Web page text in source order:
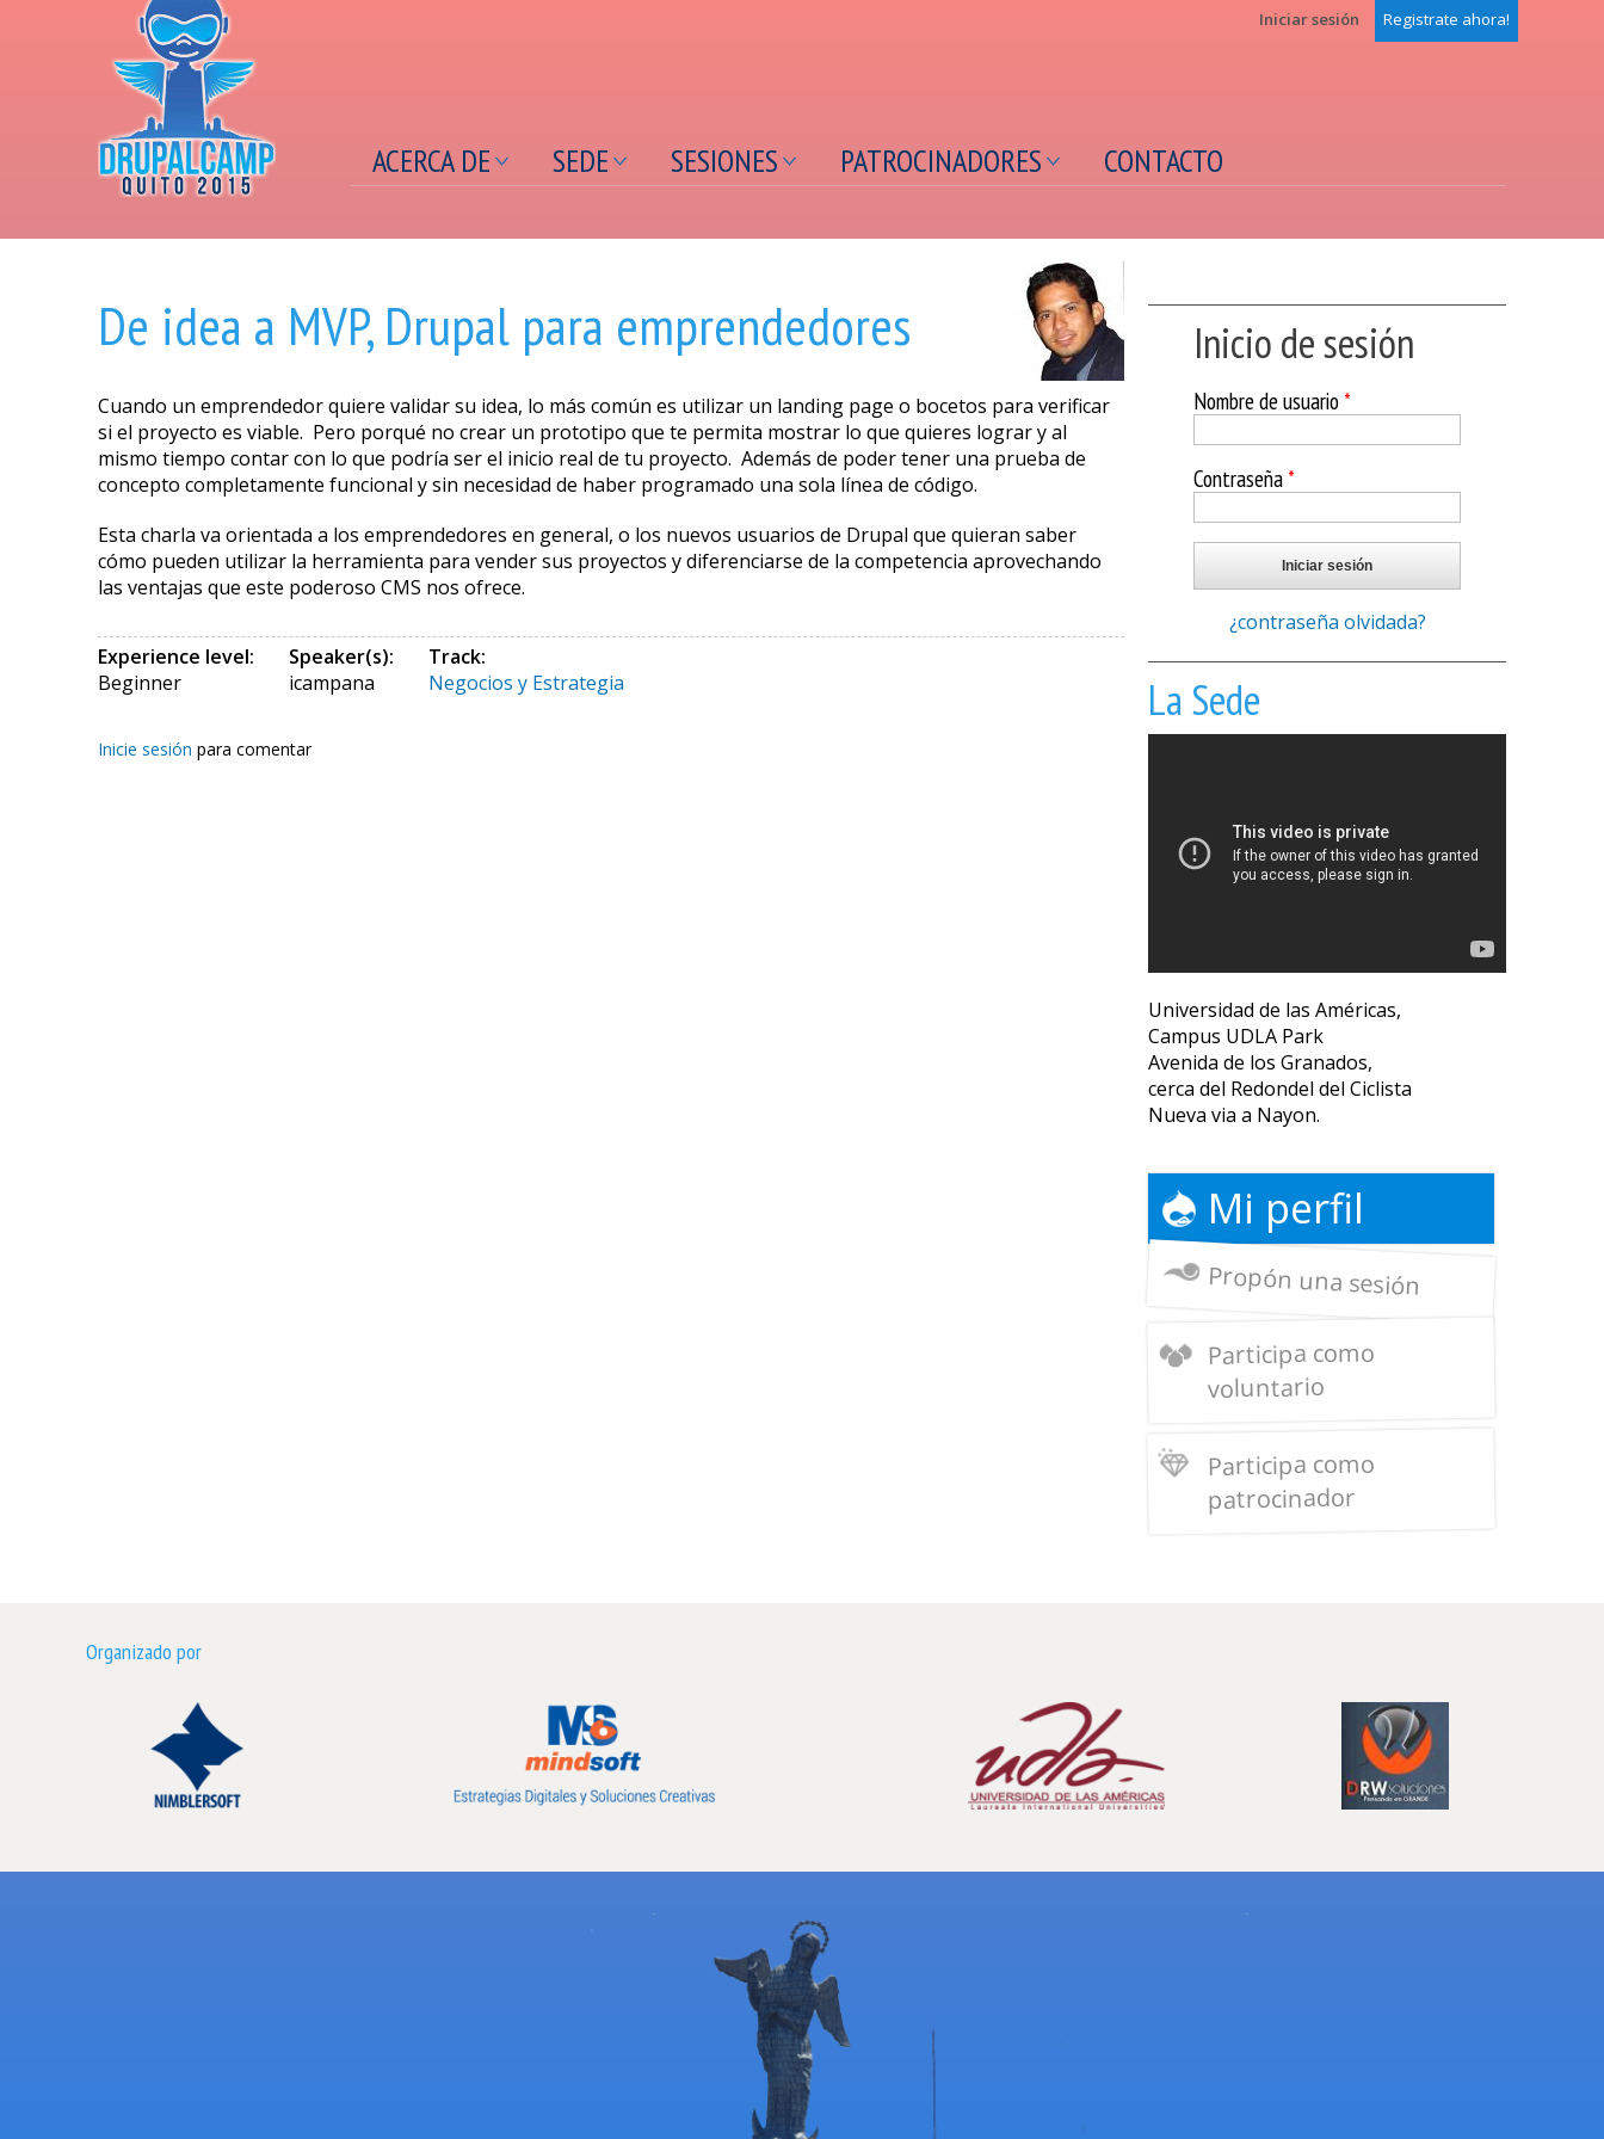
Iniciar sesión Registrate ahora!
ACERCA DE SEDE SESIONES PATROCINADORES CONTACTO
Se encuentra usted aquí
De idea a MVP, Drupal para emprendedores
Cuando un emprendedor quiere validar su idea, lo más común es utilizar un landing page o bocetos para verificar
si el proyecto es viable. Pero porqué no crear un prototipo que te permita mostrar lo que quieres lograr y al
mismo tiempo contar con lo que podría ser el inicio real de tu proyecto. Además de poder tener una prueba de
concepto completamente funcional y sin necesidad de haber programado una sola línea de código.
Esta charla va orientada a los emprendedores en general, o los nuevos usuarios de Drupal que quieran saber
cómo pueden utilizar la herramienta para vender sus proyectos y diferenciarse de la competencia aprovechando
las ventajas que este poderoso CMS nos ofrece.
Experience level:
Beginner
Speaker(s):
icampana
Track:
Negocios y Estrategia
Inicie sesión para comentar
Inicio de sesión
Nombre de usuario *
Contraseña *
¿contraseña olvidada?
La Sede
Universidad de las Américas,
Campus UDLA Park
Avenida de los Granados,
cerca del Redondel del Ciclista
Nueva via a Nayon.
Mi perfil
Propón una sesión
Participa como
voluntario
Participa como
patrocinador
Organizado por